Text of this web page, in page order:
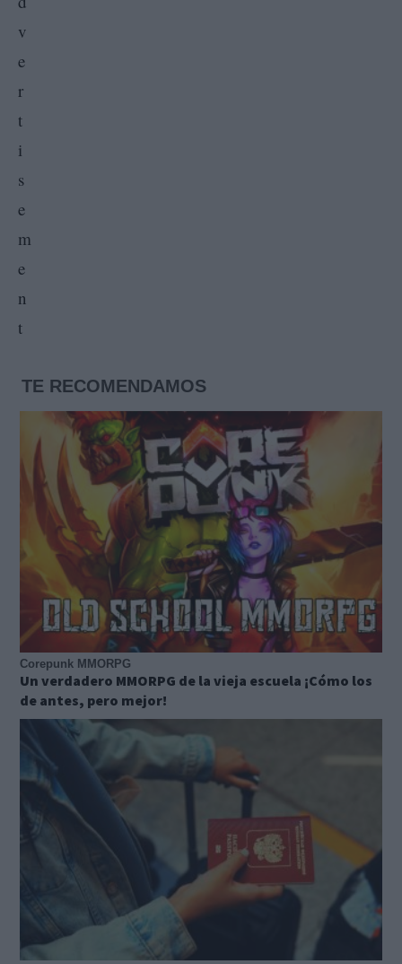
TE RECOMENDAMOS
Corepunk MMORPG
Un verdadero MMORPG de la vieja escuela ¡Cómo los
de antes, pero mejor!